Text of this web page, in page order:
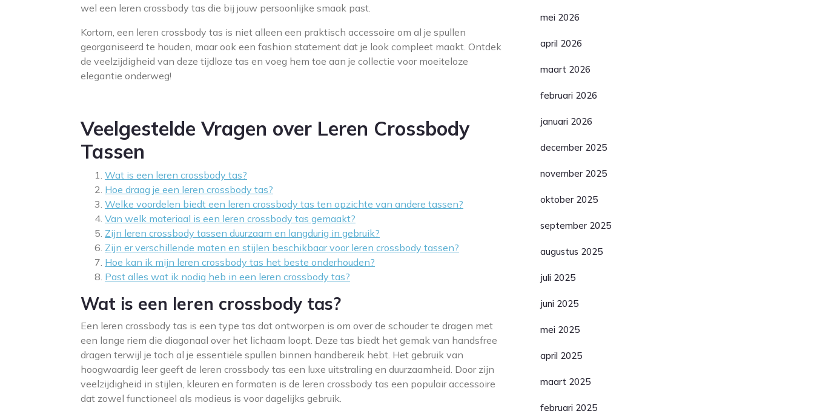
wel een leren crossbody tas die bij jouw persoonlijke smaak past.
Kortom, een leren crossbody tas is niet alleen een praktisch accessoire om al je spullen
georganiseerd te houden, maar ook een fashion statement dat je look compleet maakt. Ontdek
de veelzijdigheid van deze tijdloze tas en voeg hem toe aan je collectie voor moeiteloze
elegantie onderweg!
Veelgestelde Vragen over Leren Crossbody
Tassen
Wat is een leren crossbody tas?
Hoe draag je een leren crossbody tas?
Welke voordelen biedt een leren crossbody tas ten opzichte van andere tassen?
Van welk materiaal is een leren crossbody tas gemaakt?
Zijn leren crossbody tassen duurzaam en langdurig in gebruik?
Zijn er verschillende maten en stijlen beschikbaar voor leren crossbody tassen?
Hoe kan ik mijn leren crossbody tas het beste onderhouden?
Past alles wat ik nodig heb in een leren crossbody tas?
Wat is een leren crossbody tas?
Een leren crossbody tas is een type tas dat ontworpen is om over de schouder te dragen met
een lange riem die diagonaal over het lichaam loopt. Deze tas biedt het gemak van handsfree
dragen terwijl je toch al je essentiële spullen binnen handbereik hebt. Het gebruik van
hoogwaardig leer geeft de leren crossbody tas een luxe uitstraling en duurzaamheid. Door zijn
veelzijdigheid in stijlen, kleuren en formaten is de leren crossbody tas een populair accessoire
dat zowel functioneel als modieus is voor dagelijks gebruik.
mei 2026
april 2026
maart 2026
februari 2026
januari 2026
december 2025
november 2025
oktober 2025
september 2025
augustus 2025
juli 2025
juni 2025
mei 2025
april 2025
maart 2025
februari 2025